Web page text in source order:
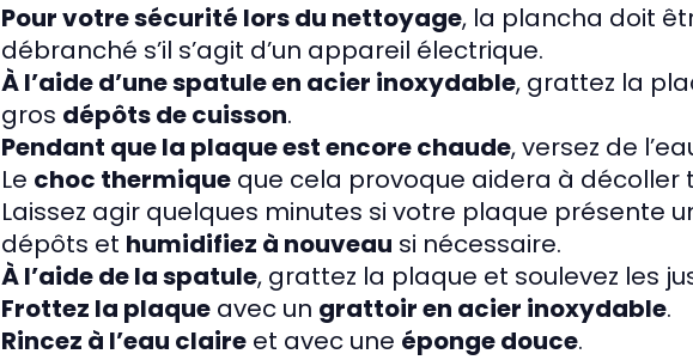
Pour votre sécurité lors du nettoyage, la plancha doit
débranché s’il s’agit d’un appareil électrique.
À l’aide d’une spatule en acier inoxydable, grattez la
gros dépôts de cuisson.
Pendant que la plaque est encore chaude, versez de
Le choc thermique que cela provoque aidera à décoller
Laissez agir quelques minutes si votre plaque présente
dépôts et humidifiez à nouveau si nécessaire.
À l’aide de la spatule, grattez la plaque et soulevez les
Frottez la plaque avec un grattoir en acier inoxydable.
Rincez à l’eau claire et avec une éponge douce.